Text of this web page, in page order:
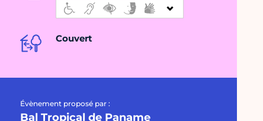
Couvert
Évènement proposé par :
Bal Tropical de Paname